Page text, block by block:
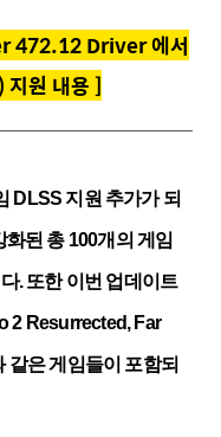
472.12 Driver 에서
원 내용 ]
DLSS 지원 추가가 되
된 총 100개의 게임
. 또한 이번 업데이트
2 Resurrected, Far
같은 게임들이 포함되